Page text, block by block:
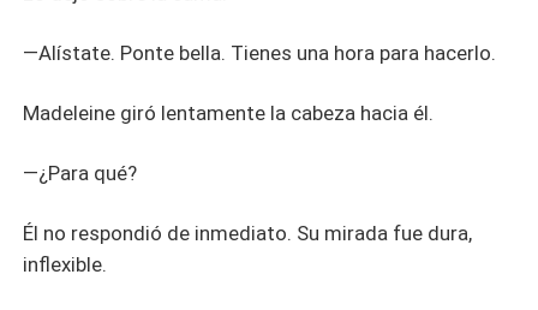
—Alístate. Ponte bella. Tienes una hora para hacerlo.
Madeleine giró lentamente la cabeza hacia él.
—¿Para qué?
Él no respondió de inmediato. Su mirada fue dura,
inflexible.